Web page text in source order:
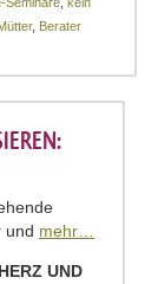
, Berater
und mehr…
UND